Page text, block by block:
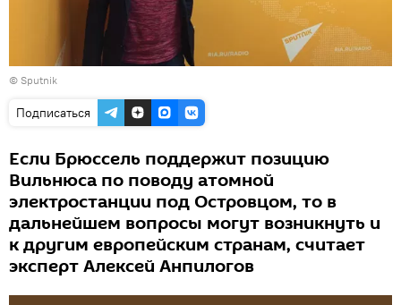
© Sputnik
Подписаться
Если Брюссель поддержит позицию
Вильнюса по поводу атомной
электростанции под Островцом, то в
дальнейшем вопросы могут возникнуть и
к другим европейским странам, считает
эксперт Алексей Анпилогов